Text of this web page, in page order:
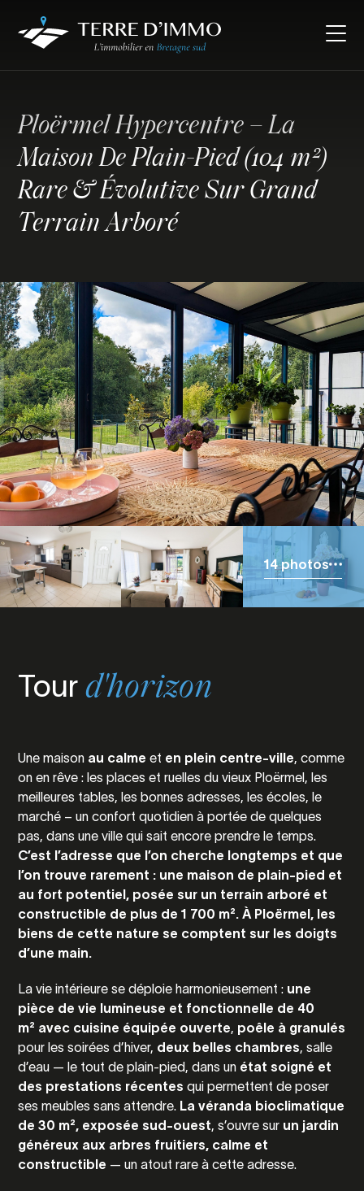
Ploërmel Hypercentre – La
Maison De Plain-Pied (104 m²)
Rare & Évolutive Sur Grand
Terrain Arboré
14 photos
Tourd'horizon
Une maison au calme et en plein centre-ville, comme
on en rêve : les places et ruelles du vieux Ploërmel, les
meilleures tables, les bonnes adresses, les écoles, le
marché – un confort quotidien à portée de quelques
pas, dans une ville qui sait encore prendre le temps.
C’est l’adresse que l’on cherche longtemps et que
l’on trouve rarement : une maison de plain-pied et
au fort potentiel, posée sur un terrain arboré et
constructible de plus de 1 700 m². À Ploërmel, les
biens de cette nature se comptent sur les doigts
d’une main.
La vie intérieure se déploie harmonieusement : une
pièce de vie lumineuse et fonctionnelle de 40
m² avec cuisine équipée ouverte, poêle à granulés
pour les soirées d’hiver, deux belles chambres, salle
d’eau — le tout de plain-pied, dans un état soigné et
des prestations récentes qui permettent de poser
ses meubles sans attendre. La véranda bioclimatique
de 30 m², exposée sud-ouest, s’ouvre sur un jardin
généreux aux arbres fruitiers, calme et
constructible — un atout rare à cette adresse.